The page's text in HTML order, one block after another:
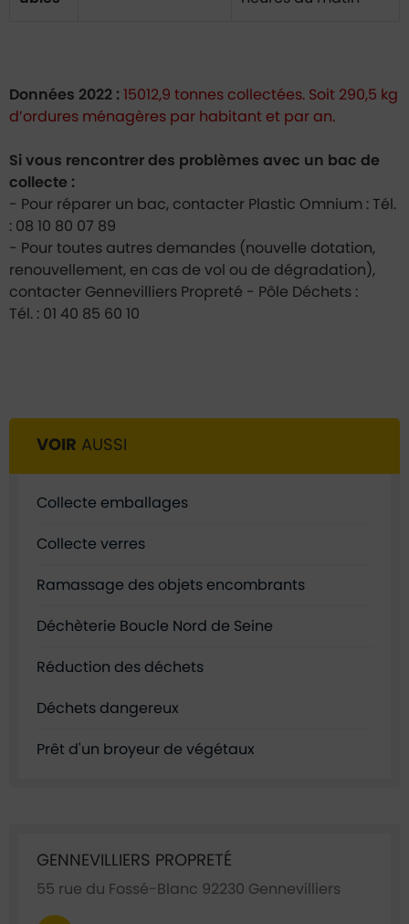
Données 2022 : 15012,9 tonnes collectées. Soit 290,5 kg
d’ordures ménagères par habitant et par an.
Si vous rencontrer des problèmes avec un bac de
collecte :
- Pour réparer un bac, contacter Plastic Omnium : Tél.
: 08 10 80 07 89
- Pour toutes autres demandes (nouvelle dotation,
renouvellement, en cas de vol ou de dégradation),
contacter Gennevilliers Propreté - Pôle Déchets :
Tél. : 01 40 85 60 10
VOIR AUSSI
Collecte emballages
Collecte verres
Ramassage des objets encombrants
Déchèterie Boucle Nord de Seine
Réduction des déchets
Déchets dangereux
Prêt d'un broyeur de végétaux
GENNEVILLIERS PROPRETÉ
55 rue du Fossé-Blanc 92230 Gennevilliers